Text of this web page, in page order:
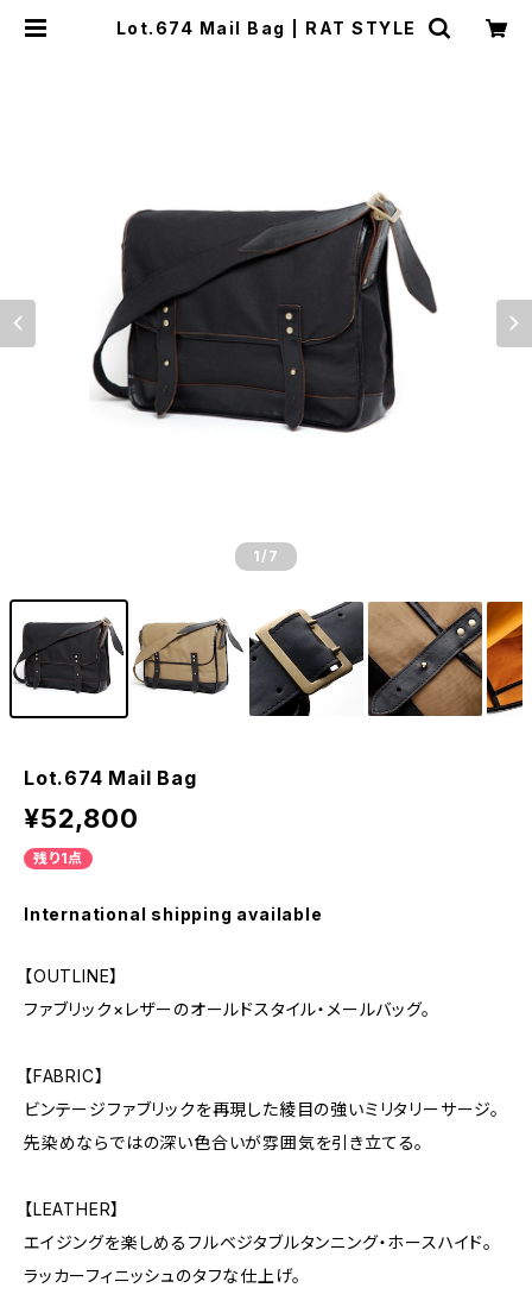
Lot.674 Mail Bag | RAT STYLE
1 /7
Lot.674 Mail Bag
¥52,800
残り1点
International shipping available
【OUTLINE】
ファブリック×レザーのオールドスタイル・メールバッグ。
【FABRIC】
ビンテージファブリックを再現した綾目の強いミリタリーサージ。
先染めならではの深い色合いが雰囲気を引き立てる。
【LEATHER】
エイジングを楽しめるフルベジタブルタンニング・ホースハイド。
ラッカーフィニッシュのタフな仕上げ。